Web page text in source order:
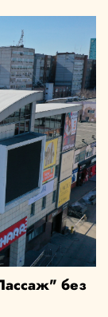
без